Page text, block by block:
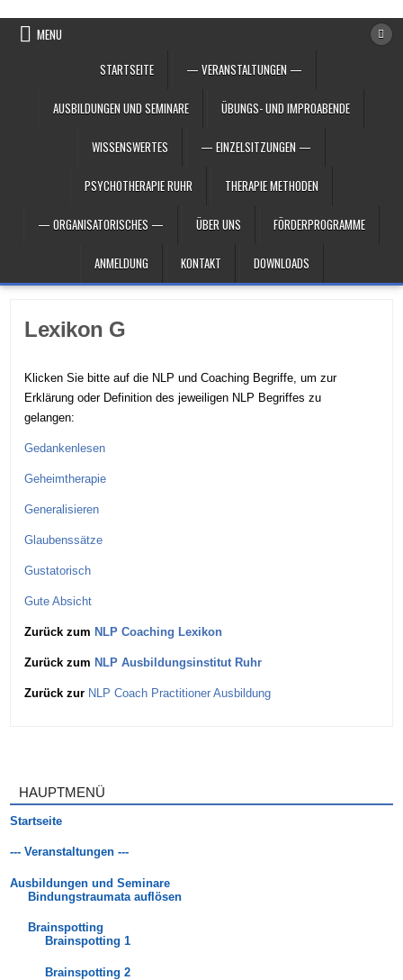
MENU
STARTSEITE
— VERANSTALTUNGEN —
AUSBILDUNGEN UND SEMINARE ÜBUNGS- UND IMPROABENDE
WISSENSWERTES — EINZELSITZUNGEN —
PSYCHOTHERAPIE RUHR THERAPIE METHODEN
— ORGANISATORISCHES — ÜBER UNS FÖRDERPROGRAMME
ANMELDUNG KONTAKT DOWNLOADS
Lexikon G
Klicken Sie bitte auf die NLP und Coaching Begriffe, um zur
Erklärung oder Definition des jeweiligen NLP Begriffes zu
gelangen:
Gedankenlesen
Geheimtherapie
Generalisieren
Glaubenssätze
Gustatorisch
Gute Absicht
Zurück zumNLP Coaching Lexikon
Zurück zumNLP Ausbildungsinstitut Ruhr
Zurück zur NLP Coach Practitioner Ausbildung
HAUPTMENÜ
Startseite
--- Veranstaltungen ---
Ausbildungen und Seminare
Bindungstraumata auflösen
Brainspotting
Brainspotting 1
Brainspotting 2